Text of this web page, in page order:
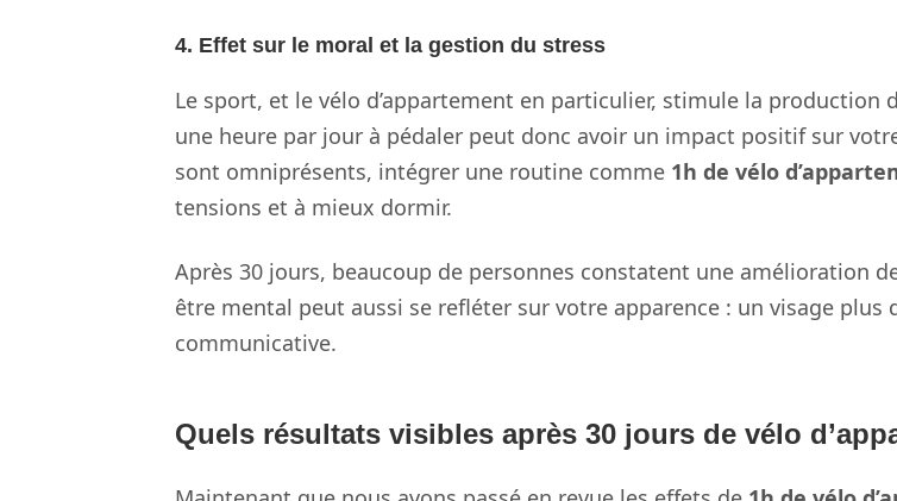
4. Effet sur le moral et la gestion du stress
Le sport, et le vélo d’appartement en particulier, stimule la production
une heure par jour à pédaler peut donc avoir un impact positif sur
sont omniprésents, intégrer une routine comme 1h de vélo
tensions et à mieux dormir.
Après 30 jours, beaucoup de personnes constatent une amélioration
être mental peut aussi se refléter sur votre apparence : un visage
communicative.
Quels résultats visibles après 30 jours de vélo